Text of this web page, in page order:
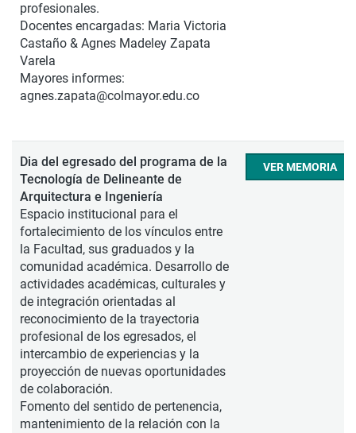
profesionales.
Docentes encargadas: Maria Victoria
Castaño & Agnes Madeley Zapata
Varela
Mayores informes:
agnes.zapata@colmayor.edu.co
Dia del egresado del programa de la
Tecnología de Delineante de
Arquitectura e Ingeniería
Espacio institucional para el
fortalecimiento de los vínculos entre
la Facultad, sus graduados y la
comunidad académica. Desarrollo de
actividades académicas, culturales y
de integración orientadas al
reconocimiento de la trayectoria
profesional de los egresados, el
intercambio de experiencias y la
proyección de nuevas oportunidades
de colaboración.
Fomento del sentido de pertenencia,
mantenimiento de la relación con la
VER MEMORIA